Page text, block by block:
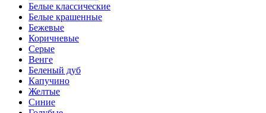
Белые классические
Белые крашенные
Бежевые
Коричневые
Серые
Венге
Беленый дуб
Капучино
Желтые
Синие